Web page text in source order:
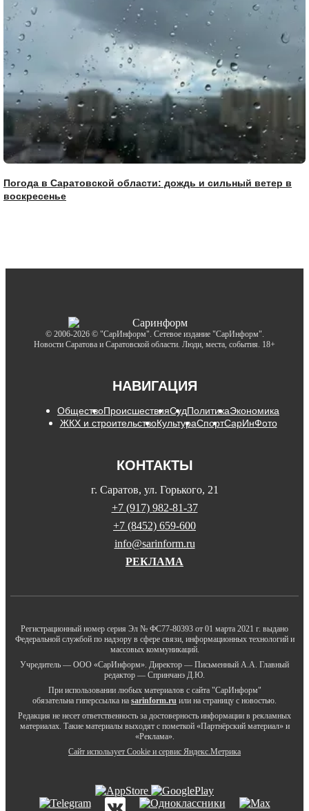
Погода в Саратовской области: дождь и сильный ветер в
воскресенье
© 2006-2026 © "СарИнформ". Сетевое издание "СарИнформ".
Новости Саратова и Саратовской области. Люди, места, события. 18+
НАВИГАЦИЯ
ОбществоПроисшествияСудПолитикаЭкономика
ЖКХ и строительствоКультураСпортСарИнФото
КОНТАКТЫ
г. Саратов, ул. Горького, 21
+7 (917) 982-81-37
+7 (8452) 659-600
info@sarinform.ru
РЕКЛАМА
Регистрационный номер серия Эл № ФС77-80393 от 01 марта 2021 г. выдано
Федеральной службой по надзору в сфере связи, информационных технологий и
массовых коммуникаций.
Учредитель — ООО «СарИнформ». Директор — Письменный А.А. Главный
редактор — Спринчанэ Д.Ю.
При использовании любых материалов с сайта "СарИнформ"
обязательна гиперссылка на sarinform.ru или на страницу с новостью.
Редакция не несет ответственность за достоверность информации в рекламных
материалах. Такие материалы выходят с пометкой «Партнёрский материал» и
«Реклама».
Сайт использует Cookie и сервиc Яндекс.Метрика